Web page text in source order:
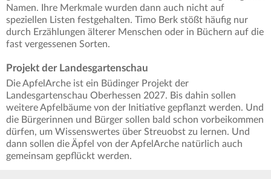
Namen. Ihre Merkmale wurden dann auch nicht auf
speziellen Listen festgehalten. Timo Berk stößt häufig nur
durch Erzählungen älterer Menschen oder in Büchern auf die
fast vergessenen Sorten.
Projekt der Landesgartenschau
Die ApfelArche ist ein Büdinger Projekt der
Landesgartenschau Oberhessen 2027. Bis dahin sollen
weitere Apfelbäume von der Initiative gepflanzt werden. Und
die Bürgerinnen und Bürger sollen bald schon vorbeikommen
dürfen, um Wissenswertes über Streuobst zu lernen. Und
dann sollen die Äpfel von der ApfelArche natürlich auch
gemeinsam gepflückt werden.